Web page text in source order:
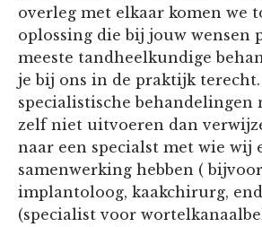
overleg met elkaar komen we
oplossing die bij jouw wensen
meeste tandheelkundige
je bij ons in de praktijk
specialistische behandelingen
zelf niet uitvoeren dan
naar een specialst met wie wij
samenwerking hebben (
implantoloog, kaakchirurg,
(specialist voor